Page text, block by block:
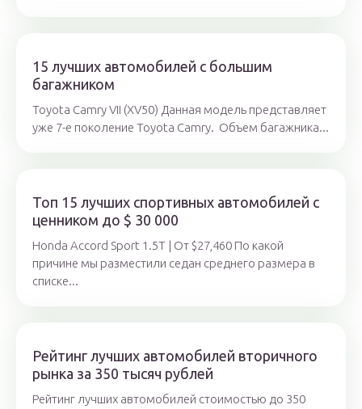
15 лучших автомобилей с большим
багажником
Toyota Camry VII (XV50) Данная модель представляет
уже 7-е поколение Toyota Camry. Объем багажника...
Топ 15 лучших спортивных автомобилей с
ценником до $ 30 000
Honda Accord Sport 1.5T | От $27,460 По какой
причине мы разместили седан среднего размера в
списке...
Рейтинг лучших автомобилей вторичного
рынка за 350 тысяч рублей
Рейтинг лучших автомобилей стоимостью до 350